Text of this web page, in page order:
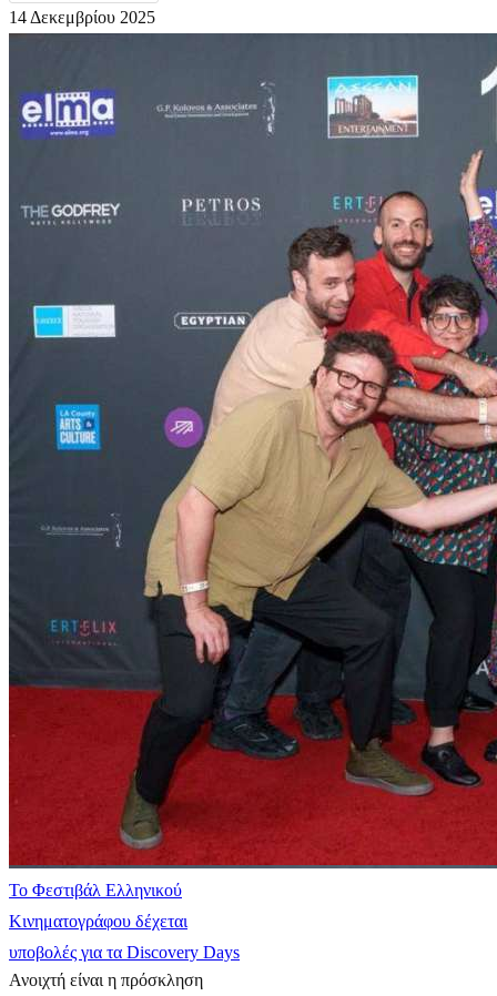
14 Δεκεμβρίου 2025
Το Φεστιβάλ Ελληνικού
Κινηματογράφου δέχεται
υποβολές για τα Discovery Days
Ανοιχτή είναι η πρόσκληση